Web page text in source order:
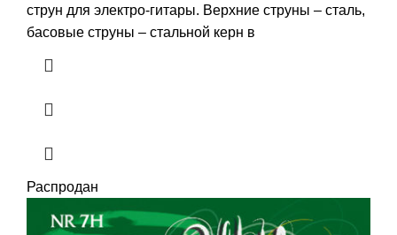
струн для электро-гитары. Верхние струны – сталь,
басовые струны – стальной керн в
Распродан